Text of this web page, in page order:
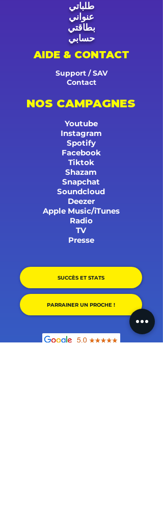
طلباتي
عنواني
بطاقتي
حسابي
AIDE & CONTACT
Support / SAV
Contact
NOS CAMPAGNES
Youtube
Instagram
Spotify
Facebook
Tiktok
Shazam
Snapchat
Soundcloud
Deezer
Apple Music/iTunes
Radio
TV
Presse
SUCCÈS ET STATS
PARRAINER UN PROCHE !